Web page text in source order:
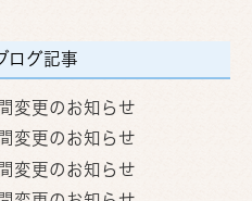
ログ記事
変更のお知らせ
変更のお知らせ
変更のお知らせ